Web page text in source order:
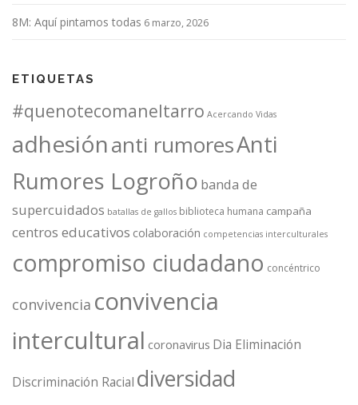
8M: Aquí pintamos todas 6 marzo, 2026
ETIQUETAS
#quenotecomaneltarro Acercando Vidas
adhesiónanti rumoresAnti
Rumores Logroño banda de
supercuidados batallas de gallos biblioteca humana campaña
centros educativos colaboración competencias interculturales
compromiso ciudadano concéntrico
convivencia convivencia
intercultural coronavirus Dia Eliminación
Discriminación Racial diversidad